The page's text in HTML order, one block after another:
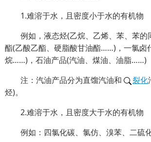
1.难溶于水，且密度小于水的有机物
例如，液态烃(乙烷、乙烯、苯、苯
酯(乙酸乙酯、硬脂酸甘油酯……)，一氯卤
烷……)，石油产品(汽油、煤油、油脂……)
注：汽油产品分为直馏汽油和
裂化
烃)。
2.难溶于水，且密度大于水的有机物
例如：四氯化碳、氯仿、溴苯、二硫